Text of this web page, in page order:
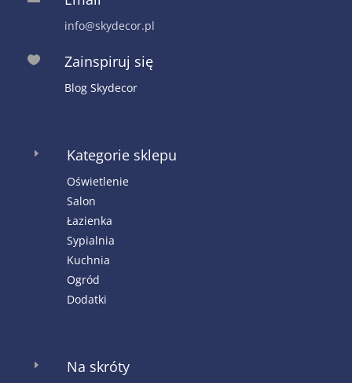
info@skydecor.pl
 Zainspiruj się
Blog Skydecor
E Kategorie sklepu
Oświetlenie
Salon
Łazienka
Sypialnia
Kuchnia
Ogród
Dodatki
E Na skróty